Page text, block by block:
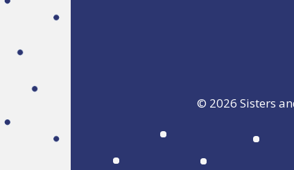
© 2026 Sisters